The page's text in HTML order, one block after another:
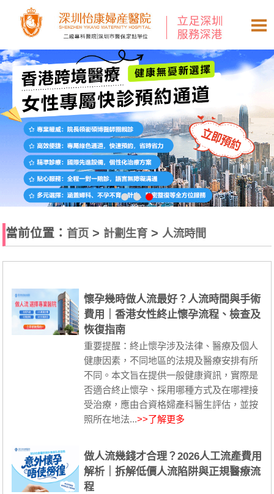
當前位置： 首页 > 計劃生育 > 人流時間
懷孕幾時做人流最好？人流時間與手術
費用｜香港女性終止懷孕流程、檢查及
恢復指南
重要提醒：終止懷孕涉及法律、醫療及個人
健康因素，不同地區的法規及醫療安排有所
不同。本文旨在提供一般健康資訊，實際是
否適合終止懷孕、採用哪種方式及在哪裡接
受治療，應由合資格婦產科醫生評估，並按
照所在地法...>>了解更多
做人流幾錢才合理？2026人工流產費用
解析｜拆解低價人流陷阱與正規醫療流
程